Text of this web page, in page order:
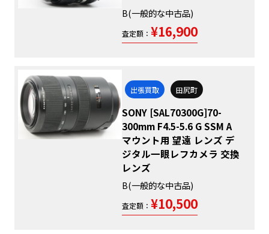
B(一般的な中古品)
査定額： ¥16,900
出張買取 田尻町
SONY [SAL70300G]70-
300mm F4.5-5.6 G SSM A
マウント用 望遠 レンズ デ
ジタル一眼レフカメラ 交換
レンズ
B(一般的な中古品)
査定額： ¥10,500